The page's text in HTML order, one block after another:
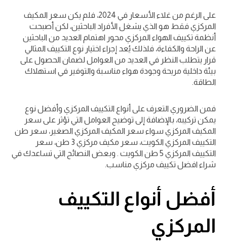
على الرغم من غلاء الأسعار في 2024، فلم يكن سعر المكيف
المركزي فقط هو الذي يشغل الأفراد الباحثين، لكن أصبحت
أنظمة تكييف الهواء المركزي محور اهتمام العديد من الباحثين
عن الراحة والكفاءة، فلذلك يُعد إجراء اختيار نوع التكييف المثالي
قرار يتطلب النظر في العديد من العوامل لضمان الحصول على
بيئة داخلية مريحة وجودة هواء مناسبة والتوفير في استهلاك
الطاقة.
فمن الضروري التعرف على أنواع التكييف المركزي وأفضل نوع
يمكن تركيبه، بالإضافة إلى توضيح العوامل التي تؤثر على سعر
المكيف المركزي سواء سعر المكيف المركزي الصغير، سعر طن
التكييف المركزي الكويت، سعر مكيف مركزي 3 طن، سعر
التكييف المركزي 5 طن الكويت . وبعض النصائح التي تساعدك في
شراء افضل تكييف مركزي مناسب.
أفضل أنواع التكييف
المركزي